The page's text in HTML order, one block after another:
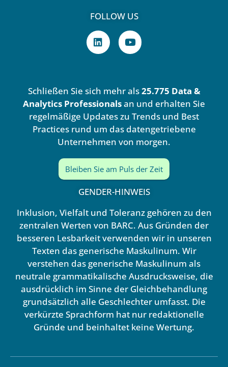
FOLLOW US
L
i
n
i
n
Y
o
u
e
Schließen Sie sich mehr als25.775 Data &
Analytics Professionalsan und erhalten Sie
regelmäßige Updates zu Trends und Best
Practices rund um das datengetriebene
Unternehmen von morgen.
Bleiben Sie am Puls der Zeit
GENDER-HINWEIS
Inklusion, Vielfalt und Toleranz gehören zu den
zentralen Werten von BARC. Aus Gründen der
besseren Lesbarkeit verwenden wir in unseren
Texten das generische Maskulinum. Wir
verstehen das generische Maskulinum als
neutrale grammatikalische Ausdrucksweise, die
ausdrücklich im Sinne der Gleichbehandlung
grundsätzlich alle Geschlechter umfasst. Die
verkürzte Sprachform hat nur redaktionelle
Gründe und beinhaltet keine Wertung.